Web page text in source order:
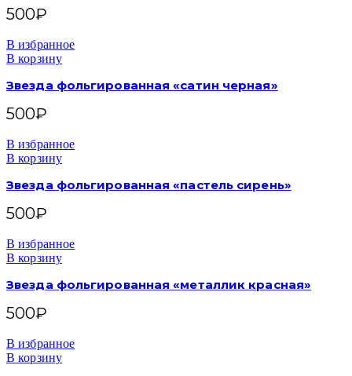
500₽
В избранное
В корзину
Звезда фольгированная «сатин черная»
500₽
В избранное
В корзину
Звезда фольгированная «пастель сирень»
500₽
В избранное
В корзину
Звезда фольгированная «металлик красная»
500₽
В избранное
В корзину